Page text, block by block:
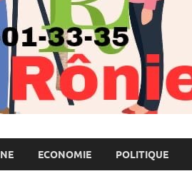
ECONOMIE POLITIQUE